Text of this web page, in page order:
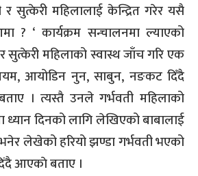
र सुत्केरी महिलालाई केन्द्रित गरेर यसै
? ‘ कार्यक्रम सन्चालनमा ल्याएको
सुत्केरी महिलाको स्वास्थ जाँच गरि एक
आयोडिन नुन, साबुन, नङकट दिँदै
। त्यस्तै उनले गर्भवती महिलाको
ध्यान दिनको लागि लेखिएको बाबालाई
लेखेको हरियो झण्डा गर्भवती भएको
आएकाे बताए ।